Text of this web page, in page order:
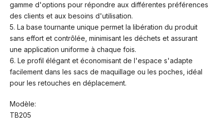
gamme d'options pour répondre aux différentes préférences
des clients et aux besoins d'utilisation.
5. La base tournante unique permet la libération du produit
sans effort et contrôlée, minimisant les déchets et assurant
une application uniforme à chaque fois.
6. Le profil élégant et économisant de l'espace s'adapte
facilement dans les sacs de maquillage ou les poches, idéal
pour les retouches en déplacement.
Modèle:
TB205